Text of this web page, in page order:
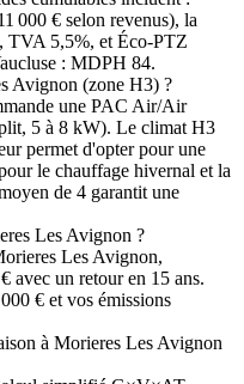
000 € selon revenus), la
TVA 5,5%, et Éco-PTZ
: MDPH 84.
Avignon (zone H3) ?
une PAC Air/Air
5 à 8 kW). Le climat H3
permet d'opter pour une
le chauffage hivernal et la
de 4 garantit une
Les Avignon ?
Les Avignon,
avec un retour en 15 ans.
€ et vos émissions
à Morieres Les Avignon